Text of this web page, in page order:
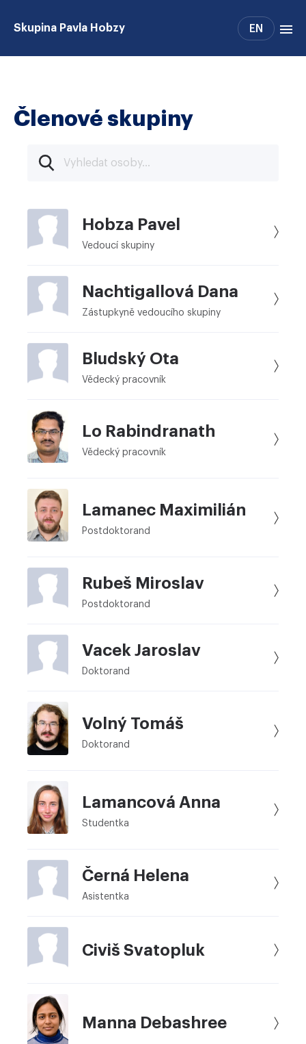
Skupina Pavla Hobzy EN
Členové skupiny
Hobza Pavel
Vedoucí skupiny
Nachtigallová Dana
Zástupkyně vedoucího skupiny
Bludský Ota
Vědecký pracovník
Lo Rabindranath
Vědecký pracovník
Lamanec Maximilián
Postdoktorand
Rubeš Miroslav
Postdoktorand
Vacek Jaroslav
Doktorand
Volný Tomáš
Doktorand
Lamancová Anna
Studentka
Černá Helena
Asistentka
Civiš Svatopluk
Manna Debashree